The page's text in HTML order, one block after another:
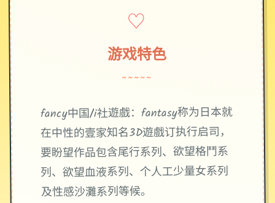
♡
游戏特色
~~~~~
fancy中国/i社遊戲：fantasy称为日本就
在中性的壹家知名3D遊戲订执行启司，
要盼望作品包含尾行系列、欲望格鬥系
列、欲望血液系列、个人工少量女系列
及性感沙灘系列等候。